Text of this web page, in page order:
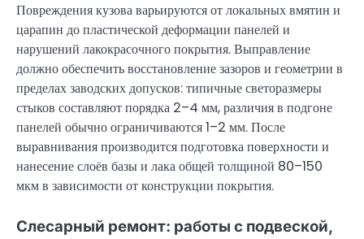
Повреждения кузова варьируются от локальных вмятин и
царапин до пластической деформации панелей и
нарушений лакокрасочного покрытия. Выправление
должно обеспечить восстановление зазоров и геометрии в
пределах заводских допусков: типичные светоразмеры
стыков составляют порядка 2–4 мм, различия в подгоне
панелей обычно ограничиваются 1–2 мм. После
выравнивания производится подготовка поверхности и
нанесение слоёв базы и лака общей толщиной 80–150
мкм в зависимости от конструкции покрытия.
Слесарный ремонт: работы с подвеской,